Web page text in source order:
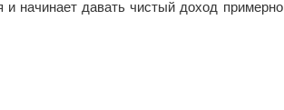
и начинает давать чистый доход примерно